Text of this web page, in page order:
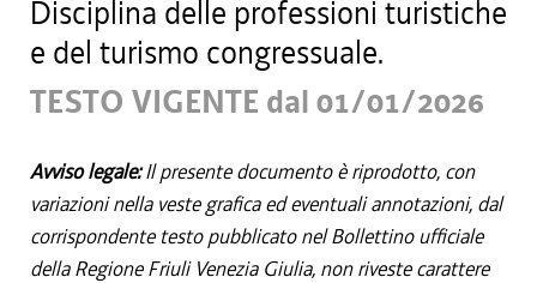
Disciplina delle professioni turistiche
e del turismo congressuale.
TESTO VIGENTE dal 01/01/2026
Avviso legale:Il presente documento è riprodotto, con
variazioni nella veste grafica ed eventuali annotazioni, dal
corrispondente testo pubblicato nel Bollettino ufficiale
della Regione Friuli Venezia Giulia, non riveste carattere